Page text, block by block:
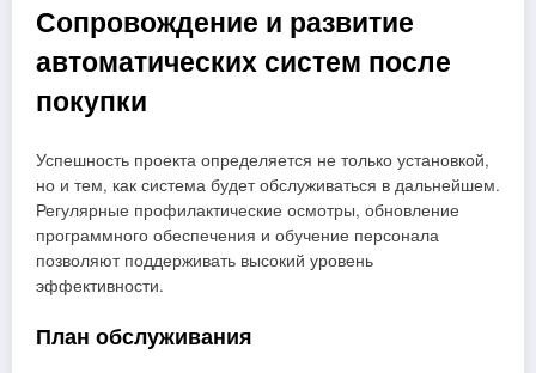
Сопровождение и развитие
автоматических систем после
покупки
Успешность проекта определяется не только установкой,
но и тем, как система будет обслуживаться в дальнейшем.
Регулярные профилактические осмотры, обновление
программного обеспечения и обучение персонала
позволяют поддерживать высокий уровень
эффективности.
План обслуживания